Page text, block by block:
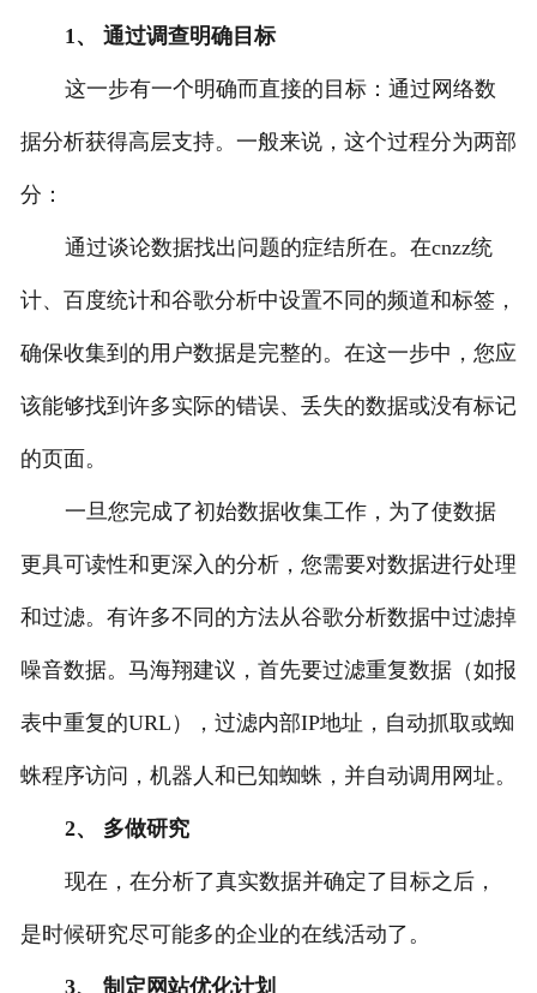
1、 通过调查明确目标
这一步有一个明确而直接的目标：通过网络数
据分析获得高层支持。一般来说，这个过程分为两部
分：
通过谈论数据找出问题的症结所在。在cnzz统
计、百度统计和谷歌分析中设置不同的频道和标签，
确保收集到的用户数据是完整的。在这一步中，您应
该能够找到许多实际的错误、丢失的数据或没有标记
的页面。
一旦您完成了初始数据收集工作，为了使数据
更具可读性和更深入的分析，您需要对数据进行处理
和过滤。有许多不同的方法从谷歌分析数据中过滤掉
噪音数据。马海翔建议，首先要过滤重复数据（如报
表中重复的URL），过滤内部IP地址，自动抓取或蜘
蛛程序访问，机器人和已知蜘蛛，并自动调用网址。
2、 多做研究
现在，在分析了真实数据并确定了目标之后，
是时候研究尽可能多的企业的在线活动了。
3、 制定网站优化计划